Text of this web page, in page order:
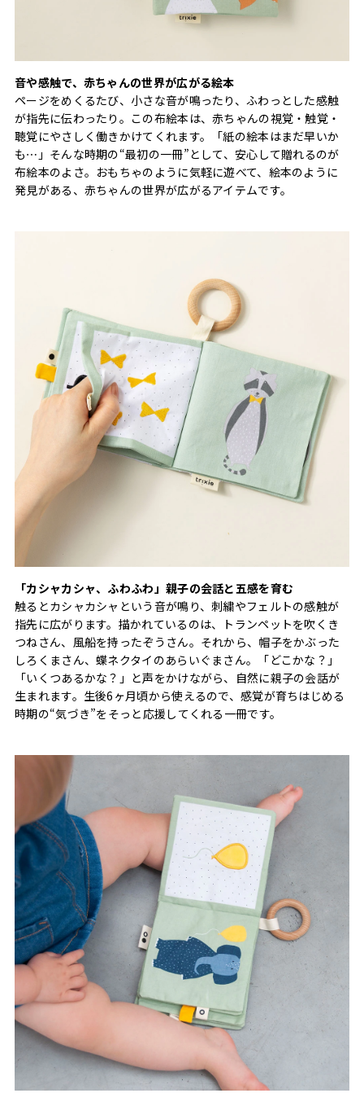
音や感触で、赤ちゃんの世界が広がる絵本
ページをめくるたび、小さな音が鳴ったり、ふわっとした感触
が指先に伝わったり。この布絵本は、赤ちゃんの視覚・触覚・
聴覚にやさしく働きかけてくれます。「紙の絵本はまだ早いか
も⋯」そんな時期の“最初の一冊”として、安心して贈れるのが
布絵本のよさ。おもちゃのように気軽に遊べて、絵本のように
発見がある、赤ちゃんの世界が広がるアイテムです。
「カシャカシャ、ふわふわ」親子の会話と五感を育む
触るとカシャカシャという音が鳴り、刺繍やフェルトの感触が
指先に広がります。描かれているのは、トランペットを吹くき
つねさん、風船を持ったぞうさん。それから、帽子をかぶった
しろくまさん、蝶ネクタイのあらいぐまさん。「どこかな？」
「いくつあるかな？」と声をかけながら、自然に親子の会話が
生まれます。生後6ヶ月頃から使えるので、感覚が育ちはじめる
時期の“気づき”をそっと応援してくれる一冊です。